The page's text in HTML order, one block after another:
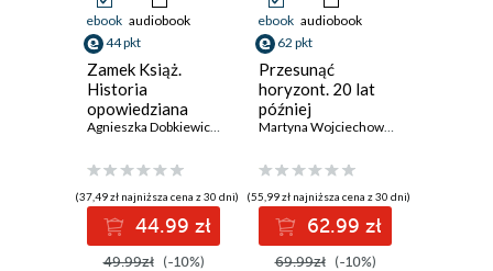
ebook audiobook
44 pkt
Zamek Książ.
Historia
opowiedziana
głosami służących
Agnieszka Dobkiewicz, Mateusz Mykytyszyn
(37,49 zł najniższa cena z 30 dni)
44.99 zł
49.99zł (-10%)
ebook audiobook
62 pkt
Przesunąć
horyzont. 20 lat
później
Martyna Wojciechowska
(55,99 zł najniższa cena z 30 dni)
62.99 zł
69.99zł (-10%)